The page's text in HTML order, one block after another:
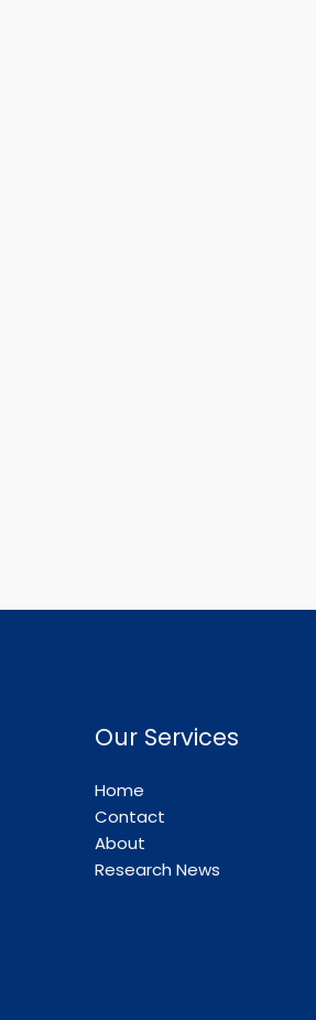
Our Services
Home
Contact
About
Research News